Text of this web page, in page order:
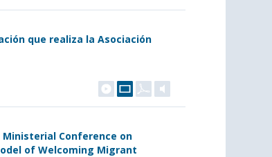
que realiza la Asociación
Conference on
of Welcoming Migrant